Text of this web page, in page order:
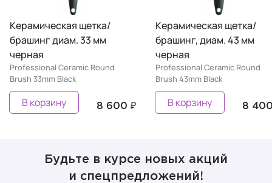
Керамическая щетка/
брашинг диам. 33 мм
черная
Professional Ceramic Round
Brush 33mm Black
8 600 ₽
В корзину
Керамическая щетка/
брашинг, диам. 43 мм
черная
Professional Ceramic Round
Brush 43mm Black
8
В корзину
Будьте в курсе новых акций
и спецпредложений!